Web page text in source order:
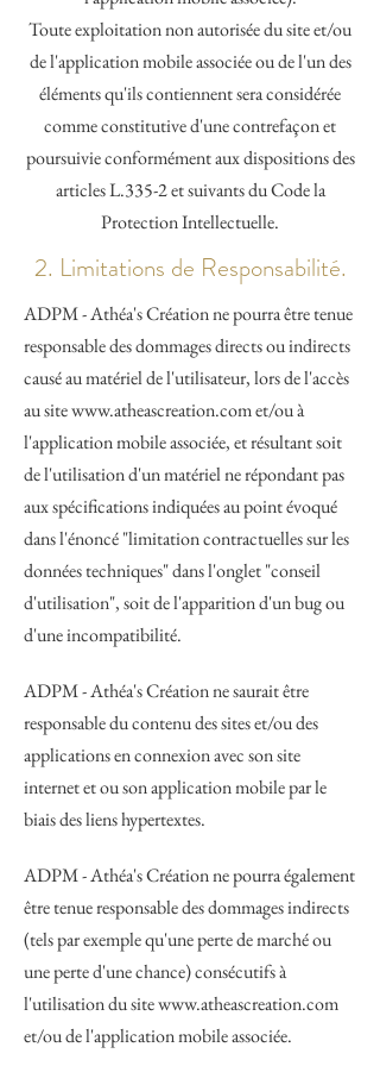
Toute exploitation non autorisée du site et/ou
de l'application mobile associée ou de l'un des
éléments qu'ils contiennent sera considérée
comme constitutive d'une contrefaçon et
poursuivie conformément aux dispositions des
articles L.335-2 et suivants du Code la
Protection Intellectuelle.
2. Limitations de Responsabilité.
ADPM - Athéa's Création ne pourra être tenue
responsable des dommages directs ou indirects
causé au matériel de l'utilisateur, lors de l'accès
au sitewww.atheascreation.comet/ou à
l'application mobile associée, et résultant soit
de l'utilisation d'un matériel ne répondant pas
aux spécifications indiquées au point évoqué
dans l'énoncé "limitation contractuelles sur les
données techniques" dans l'onglet "conseil
d'utilisation", soit de l'apparition d'un bug ou
d'une incompatibilité.
ADPM - Athéa's Création ne saurait être
responsable du contenu des sites et/ou des
applications en connexion avec son site
internet et ou son application mobile par le
biais des liens hypertextes.
ADPM - Athéa's Création ne pourra également
être tenue responsable des dommages indirects
(tels par exemple qu'une perte de marché ou
une perte d'une chance) consécutifs à
l'utilisation du sitewww.atheascreation.com
et/ou de l'application mobile associée.